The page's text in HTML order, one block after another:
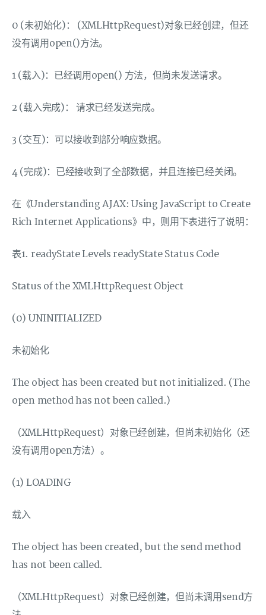
0 (未初始化)： (XMLHttpRequest)对象已经创建，但还
没有调用open()方法。
1 (载入)：已经调用open() 方法，但尚未发送请求。
2 (载入完成)： 请求已经发送完成。
3 (交互)：可以接收到部分响应数据。
4 (完成)：已经接收到了全部数据，并且连接已经关闭。
在《Understanding AJAX: Using JavaScript to Create
Rich Internet Applications》中，则用下表进行了说明：
表1. readyState Levels readyState Status Code
Status of the XMLHttpRequest Object
(0) UNINITIALIZED
未初始化
The object has been created but not initialized. (The
open method has not been called.)
（XMLHttpRequest）对象已经创建，但尚未初始化（还
没有调用open方法）。
(1) LOADING
载入
The object has been created, but the send method
has not been called.
（XMLHttpRequest）对象已经创建，但尚未调用send方